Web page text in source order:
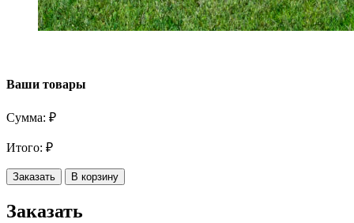
Ваши товары
Сумма: ₽
Итого: ₽
Заказать В корзину
Заказать